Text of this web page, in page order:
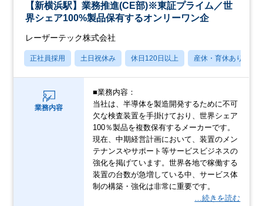
【新横浜駅】業務推進(CE部)※東証プライム／世
界シェア100%製品保有するオンリーワン企
レーザーテック株式会社
正社員採用 土日祝休み 休日120日以上 産休・育休あり
業務内容
■業務内容：
当社は、半導体を製造開発するために不可
欠な検査装置を手掛けており、世界シェア
100％製品を複数保有するメーカーです。
現在、中期経営計画において、装置のメン
テナンスやサポート等サービスビジネスの
強化を掲げています。世界各地で稼働する
装置の台数が急増している中、サービス体
制の構築・強化は非常に重要です。
…続きを読む